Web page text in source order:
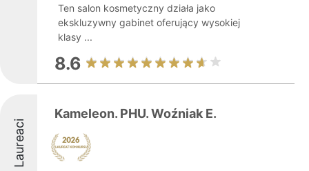
Ten salon kosmetyczny działa jako
ekskluzywny gabinet oferujący wysokiej
klasy ...
8.6
Laureaci
Kameleon. PHU. Woźniak E.